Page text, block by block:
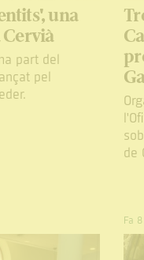
una
part del
pel
de
Fa